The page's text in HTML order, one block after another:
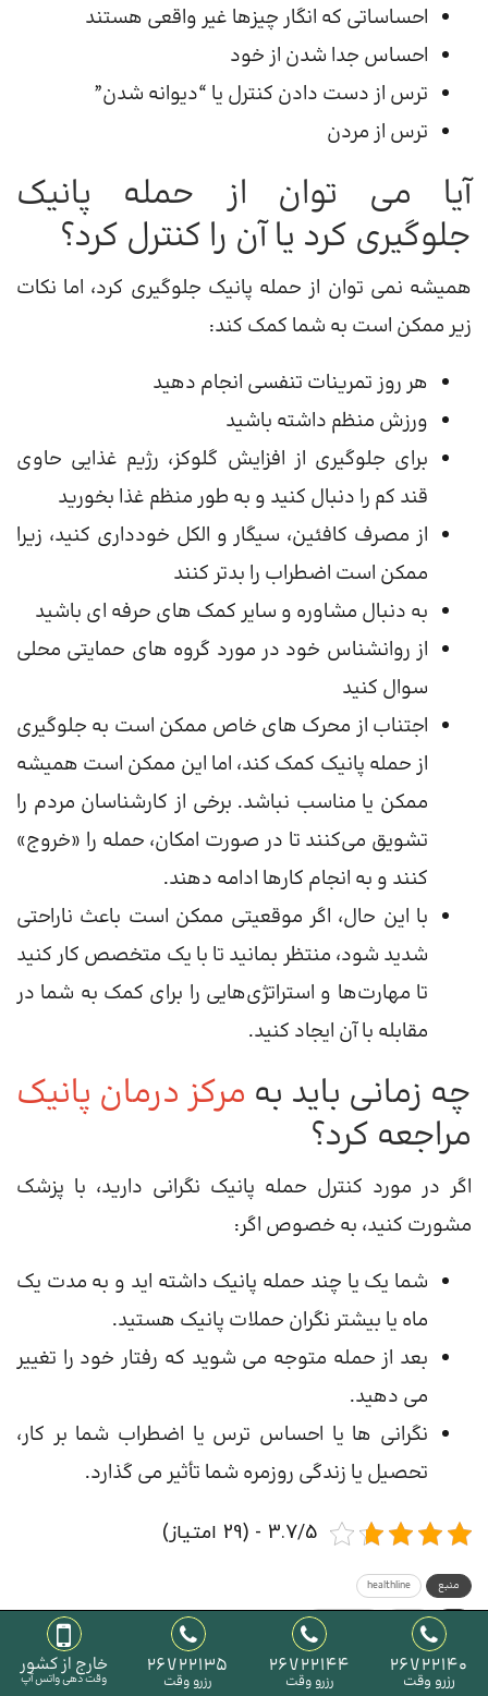
26722140
رزرو وقت
26722144
رزرو وقت
26722135
رزرو وقت
خارج از کشور
وقت دهی واتس آپ
احساساتی که انگار چیزها غیر واقعی هستند
احساس جدا شدن از خود
ترس از دست دادن کنترل یا “دیوانه شدن”
ترس از مردن
آیا می توان از حمله پانیک
جلوگیری کرد یا آن را کنترل کرد؟
همیشه نمی توان از حمله پانیک جلوگیری کرد، اما نکات
زیر ممکن است به شما کمک کند:
هر روز تمرینات تنفسی انجام دهید
ورزش منظم داشته باشید
برای جلوگیری از افزایش گلوکز، رژیم غذایی حاوی
قند کم را دنبال کنید و به طور منظم غذا بخورید
از مصرف کافئین، سیگار و الکل خودداری کنید، زیرا
ممکن است اضطراب را بدتر کنند
به دنبال مشاوره و سایر کمک های حرفه ای باشید
از روانشناس خود در مورد گروه های حمایتی محلی
سوال کنید
اجتناب از محرک های خاص ممکن است به جلوگیری
از حمله پانیک کمک کند، اما این ممکن است همیشه
ممکن یا مناسب نباشد. برخی از کارشناسان مردم را
تشویق می‌کنند تا در صورت امکان، حمله را «خروج»
کنند و به انجام کارها ادامه دهند.
با این حال، اگر موقعیتی ممکن است باعث ناراحتی
شدید شود، منتظر بمانید تا با یک متخصص کار کنید
تا مهارت‌ها و استراتژی‌هایی را برای کمک به شما در
مقابله با آن ایجاد کنید.
چه زمانی باید به مرکز درمان پانیک
مراجعه کرد؟
اگر در مورد کنترل حمله پانیک نگرانی دارید، با پزشک
مشورت کنید، به خصوص اگر:
شما یک یا چند حمله پانیک داشته اید و به مدت یک
ماه یا بیشتر نگران حملات پانیک هستید.
بعد از حمله متوجه می شوید که رفتار خود را تغییر
می دهید.
نگرانی ها یا احساس ترس یا اضطراب شما بر کار،
تحصیل یا زندگی روزمره شما تأثیر می گذارد.
3.7/5 - (29 امتیاز)
منبع healthline
پانیک درمان پانیک
0